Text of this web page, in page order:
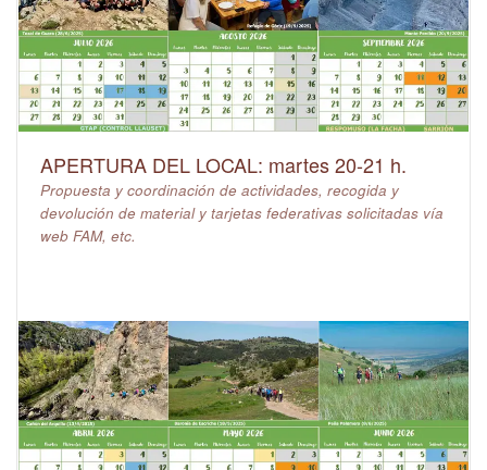
APERTURA DEL LOCAL: martes 20-21 h.
Propuesta y coordinación de actividades, recogida y
devolución de material y tarjetas federativas solicitadas vía
web FAM, etc.